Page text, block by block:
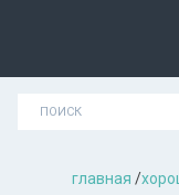
главная /